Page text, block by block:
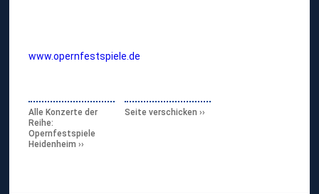
www.opernfestspiele.de
Alle Konzerte der
Reihe:
Opernfestspiele
Heidenheim
Seite verschicken